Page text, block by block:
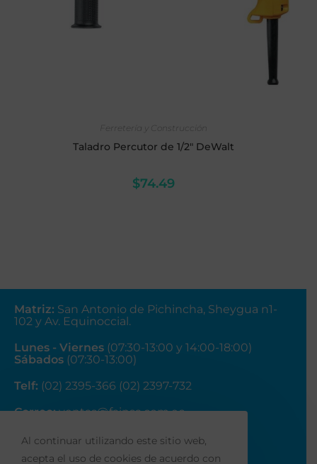
Ferretería y Construcción
Taladro Percutor de 1/2" DeWalt
$74.49
Matriz: San Antonio de Pichincha, Sheygua n1-
102 y Av. Equinoccial.
Lunes - Viernes (07:30-13:00 y 14:00-18:00)
Sábados (07:30-13:00)
Telf: (02) 2395-366 (02) 2397-732
Correo:ventas@fainsa.com.ec
Al continuar utilizando este sitio web,
acepta el uso de cookies de acuerdo con